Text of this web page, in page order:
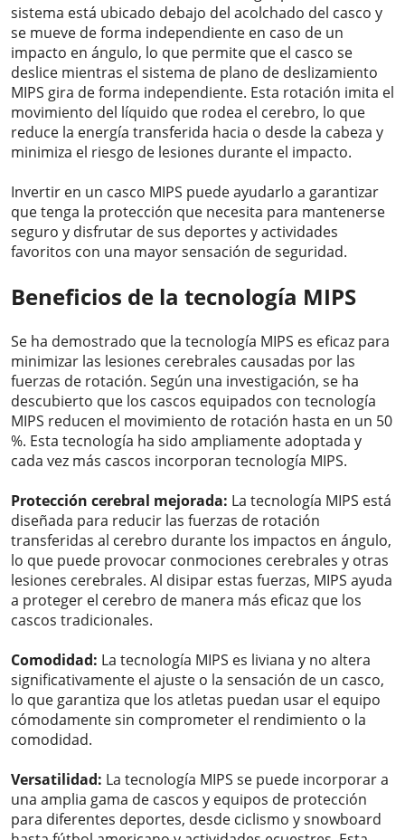
sistema está ubicado debajo del acolchado del casco y
se mueve de forma independiente en caso de un
impacto en ángulo, lo que permite que el casco se
deslice mientras el sistema de plano de deslizamiento
MIPS gira de forma independiente. Esta rotación imita el
movimiento del líquido que rodea el cerebro, lo que
reduce la energía transferida hacia o desde la cabeza y
minimiza el riesgo de lesiones durante el impacto.
Invertir en un casco MIPS puede ayudarlo a garantizar
que tenga la protección que necesita para mantenerse
seguro y disfrutar de sus deportes y actividades
favoritos con una mayor sensación de seguridad.
Beneficios de la tecnología MIPS
Se ha demostrado que la tecnología MIPS es eficaz para
minimizar las lesiones cerebrales causadas por las
fuerzas de rotación. Según una investigación, se ha
descubierto que los cascos equipados con tecnología
MIPS reducen el movimiento de rotación hasta en un 50
%. Esta tecnología ha sido ampliamente adoptada y
cada vez más cascos incorporan tecnología MIPS.
Protección cerebral mejorada: La tecnología MIPS está
diseñada para reducir las fuerzas de rotación
transferidas al cerebro durante los impactos en ángulo,
lo que puede provocar conmociones cerebrales y otras
lesiones cerebrales. Al disipar estas fuerzas, MIPS ayuda
a proteger el cerebro de manera más eficaz que los
cascos tradicionales.
Comodidad: La tecnología MIPS es liviana y no altera
significativamente el ajuste o la sensación de un casco,
lo que garantiza que los atletas puedan usar el equipo
cómodamente sin comprometer el rendimiento o la
comodidad.
Versatilidad: La tecnología MIPS se puede incorporar a
una amplia gama de cascos y equipos de protección
para diferentes deportes, desde ciclismo y snowboard